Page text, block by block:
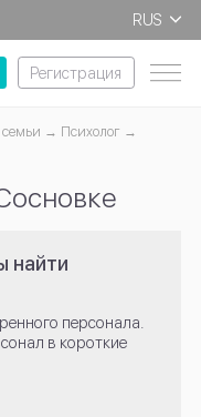
RUS
EN
Регистрация
семьи
Психолог
найти
персонала.
в короткие